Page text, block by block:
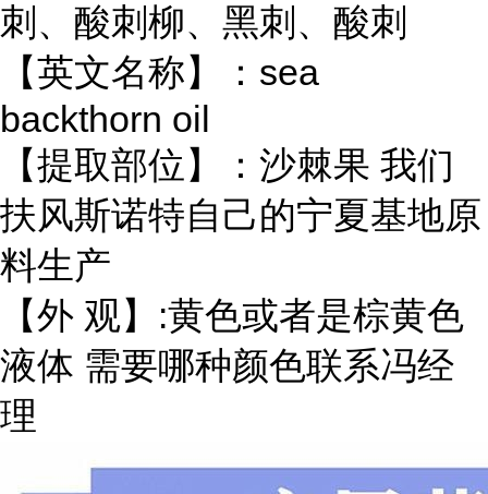
刺、酸刺柳、黑刺、酸刺
【英文名称】：sea
backthorn oil
【提取部位】：沙棘果 我们
扶风斯诺特自己的宁夏基地原
料生产
【外 观】:黄色或者是棕黄色
液体 需要哪种颜色联系冯经
理